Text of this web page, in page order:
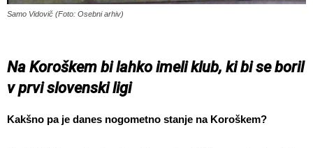
Samo Vidovič (Foto: Osebni arhiv)
Na Koroškem bi lahko imeli klub, ki bi se boril
v prvi slovenski ligi
Kakšno pa je danes nogometno stanje na Koroškem?